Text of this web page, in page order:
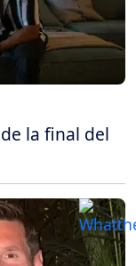
la final del